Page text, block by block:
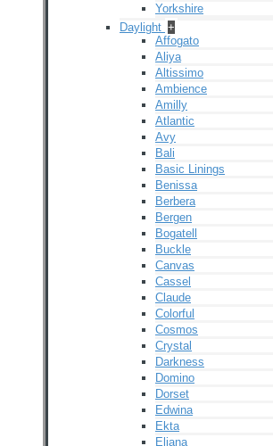
Yorkshire
Daylight +
Affogato
Aliya
Altissimo
Ambience
Amilly
Atlantic
Avy
Bali
Basic Linings
Benissa
Berbera
Bergen
Bogatell
Buckle
Canvas
Cassel
Claude
Colorful
Cosmos
Crystal
Darkness
Domino
Dorset
Edwina
Ekta
Eliana